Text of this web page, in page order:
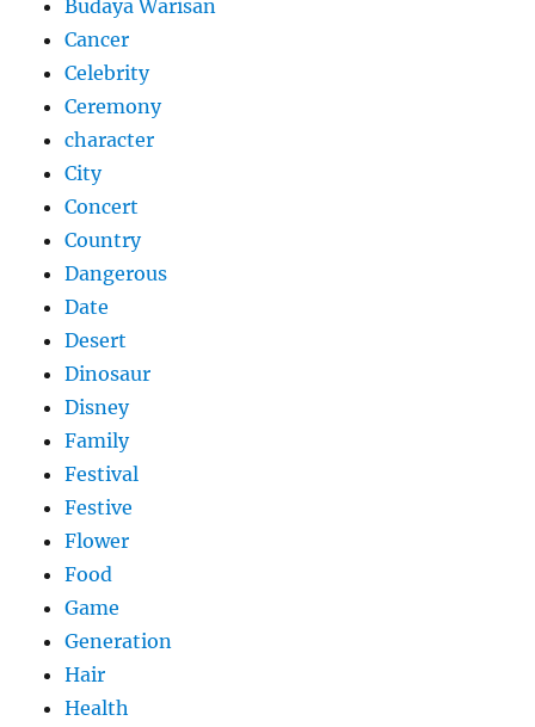
Budaya Warisan
Cancer
Celebrity
Ceremony
character
City
Concert
Country
Dangerous
Date
Desert
Dinosaur
Disney
Family
Festival
Festive
Flower
Food
Game
Generation
Hair
Health